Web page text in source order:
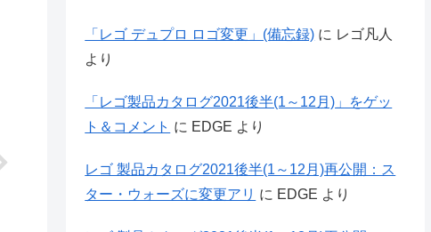
「レゴ デュプロ ロゴ変更」(備忘録) に レゴ凡人
より
「レゴ製品カタログ2021後半(1～12月)」をゲッ
ト＆コメント に EDGE より
レゴ 製品カタログ2021後半(1～12月)再公開：ス
ター・ウォーズに変更アリ に EDGE より